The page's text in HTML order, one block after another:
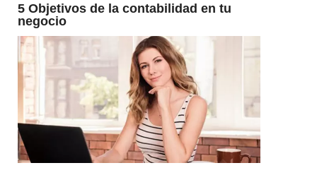
5 Objetivos de la contabilidad en tu
negocio